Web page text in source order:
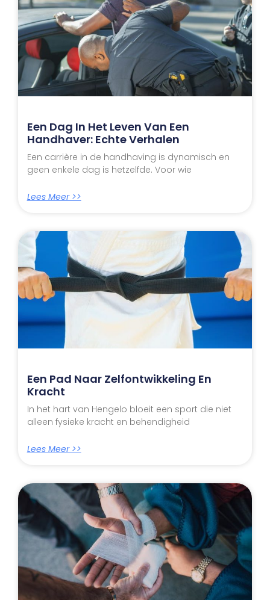
Een Dag In Het Leven Van Een
Handhaver: Echte Verhalen
Een carrière in de handhaving is dynamisch en
geen enkele dag is hetzelfde. Voor wie
Lees Meer >>
Een Pad Naar Zelfontwikkeling En
Kracht
In het hart van Hengelo bloeit een sport die niet
alleen fysieke kracht en behendigheid
Lees Meer >>